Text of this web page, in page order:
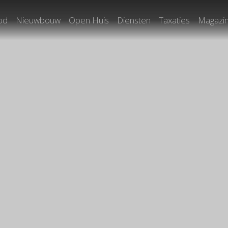
Nieuwbouw Open Huis Diensten Taxaties